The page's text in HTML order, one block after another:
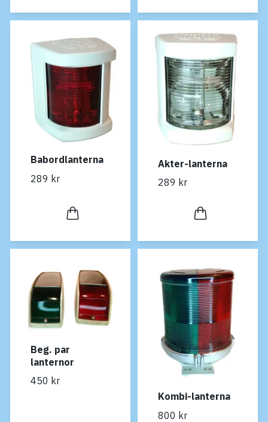
Babordlanterna
289 kr
Akter-lanterna
289 kr
Beg. par
lanternor
450 kr
Kombi-lanterna
800 kr